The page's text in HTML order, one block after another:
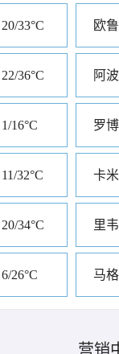
20/33°C 欧
22/36°C 阿
1/16°C 罗
11/32°C 卡
20/34°C 里
6/26°C 马
营销